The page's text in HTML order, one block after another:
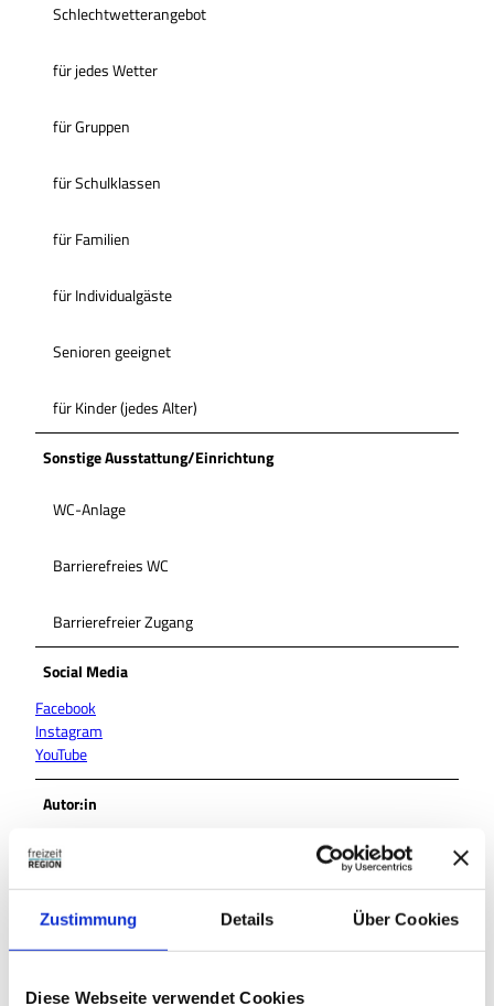
Zustimmung Details Über Cookies
Diese Webseite verwendet Cookies
Schlechtwetterangebot
für jedes Wetter
für Gruppen
für Schulklassen
für Familien
für Individualgäste
Senioren geeignet
für Kinder (jedes Alter)
Sonstige Ausstattung/Einrichtung
WC-Anlage
Barrierefreies WC
Barrierefreier Zugang
Social Media
Facebook
Instagram
YouTube
Autor:in
Wolfsburg Wirtschaft und Marketing GmbH
Organisation
Wolfsburg Wirtschaft und Marketing GmbH